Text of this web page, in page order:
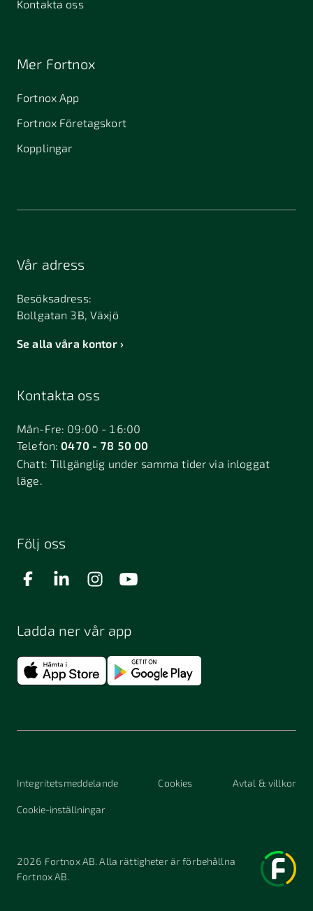
Kontakta oss
Mer Fortnox
Fortnox App
Fortnox Företagskort
Kopplingar
Vår adress
Besöksadress:
Bollgatan 3B, Växjö
Se alla våra kontor
Kontakta oss
Mån-Fre: 09:00 - 16:00
Telefon:0470 - 78 50 00
Chatt:Tillgänglig under samma tider via inloggat
läge.
Följ oss
Ladda ner vår app
Integritetsmeddelande Cookies Avtal & villkor
Cookie-inställningar
2026 Fortnox AB. Alla rättigheter är förbehållna
Fortnox AB.